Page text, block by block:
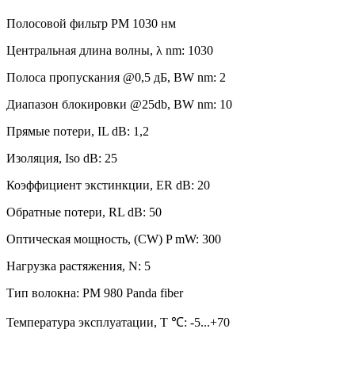
Полосовой фильтр PM 1030 нм
Центральная длина волны, λ nm: 1030
Полоса пропускания @0,5 дБ, BW nm: 2
Диапазон блокировки @25db, BW nm: 10
Прямые потери, IL dB: 1,2
Изоляция, Iso dB: 25
Коэффициент экстинкции, ER dB: 20
Обратные потери, RL dB: 50
Оптическая мощность, (CW) P mW: 300
Нагрузка растяжения, N: 5
Тип волокна: PM 980 Panda fiber
Температура эксплуатации, T ℃: -5...+70